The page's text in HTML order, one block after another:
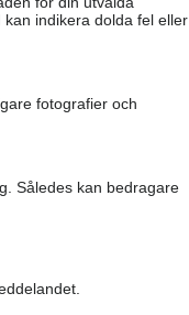
indikera dolda fel eller
fotografier och
Således kan bedragare